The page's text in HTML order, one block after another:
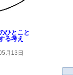
ひとこと
る考え
月13日